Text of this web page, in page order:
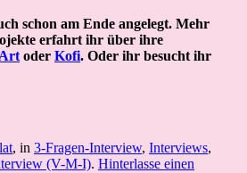
schon am Ende angelegt. Mehr
erfahrt ihr über ihre
Art oder Kofi. Oder ihr besucht ihr
, in 3-Fragen-Interview, Interviews,
(V-M-I). Hinterlasse einen